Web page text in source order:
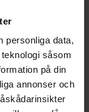
personliga data,
såsom
på din
annonser och